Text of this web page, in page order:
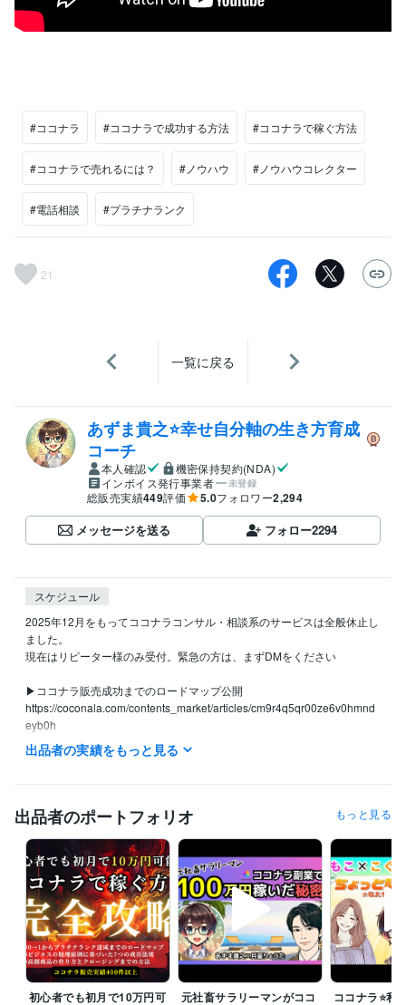
#ココナラ #ココナラで成功する方法 #ココナラで稼ぐ方法
#ココナラで売れるには？ #ノウハウ #ノウハウコレクター
#電話相談 #プラチナランク
21
一覧に戻る
あずま貴之⭐幸せ自分軸の生き方育成
コーチ
本人確認
機密保持契約(NDA)
インボイス発行事業者
未登録
総販売実績449評価 5.0フォロワー2,294
メッセージを送る フォロー2294
スケジュール
2025年12月をもってココナラコンサル・相談系のサービスは全般休止し
ました。
現在はリピーター様のみ受付。緊急の方は、まずDMをください
▶ココナラ販売成功までのロードマップ公開
https://coconala.com/contents_market/articles/cm9r4q5qr00ze6v0hmnd
eyb0h
▶自分らしくお金を稼ぐ方法ブログ→https://coconala.com/blogs/85477
ココナラ・心理学・マーケティングをベースに
お金を稼ぐ力、心の強さを持てる方法を配信中❣
経験職種
クリエイター / コピーライター 経験年数 : 10年
マーケティング / ブランディング 経験年数 : 10年
営業 / 個人営業 経験年数 : 10年
コンサルタント / 組織・人事コンサルタント 経験年数 : 10年
事務・ビジネスサポート / 事務（一般事務） 経験年数 : 10年
受賞歴
2022年度★ココナラのコンサル部門！ランキング第1位獲得
みんな
出品者の実績をもっと見る
出品者のポートフォリオ もっと見る
初心者でも初月で10万円可
元社畜サラリーマンがココ
ココナラ⭐️私